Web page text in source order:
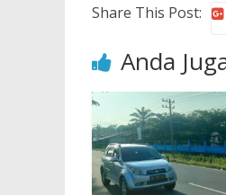
Share This Post:
Anda